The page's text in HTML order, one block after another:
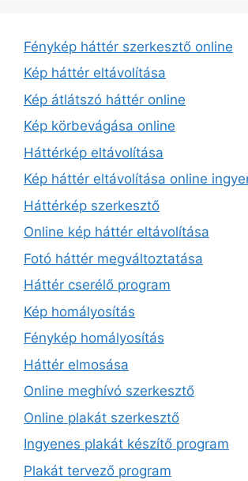
Fénykép háttér szerkesztő online
Kép háttér eltávolítása
Kép átlátszó háttér online
Kép körbevágása online
Háttérkép eltávolítása
Kép háttér eltávolítása online
Háttérkép szerkesztő
Online kép háttér eltávolítása
Fotó háttér megváltoztatása
Háttér cserélő program
Kép homályosítás
Fénykép homályosítás
Háttér elmosása
Online meghívó szerkesztő
Online plakát szerkesztő
Ingyenes plakát készítő program
Plakát tervező program